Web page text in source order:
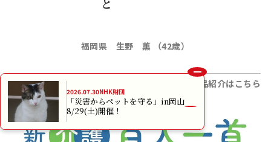
福岡県 生野 薫 （42歳）
すべての入選作品紹介はこちら
2026.07.30NHK財団
「災害からペットを守る」in岡山
8/29(土)開催！